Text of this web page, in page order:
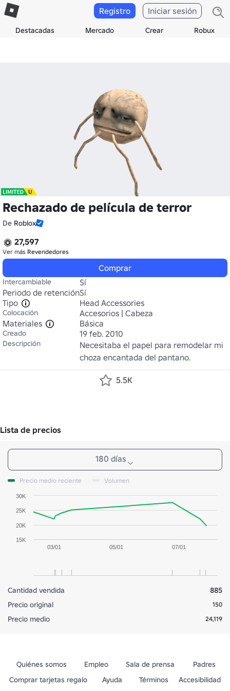
Destacadas Mercado Crear Robux
Registro Iniciar sesión
Rechazado de película de terror
De Roblox
27,597
Ver más Revendedores
Comprar
Intercambiable
Sí
Periodo de retenciónSí
Tipo
Head Accessories
Colocación
Accesorios | Cabeza
Materiales
Básica
Creado 19 feb. 2010
Descripción
Necesitaba el papel para remodelar mi
choza encantada del pantano.
5.5K
Lista de precios
180 días
Precio medio reciente Volumen
03/01 05/01 07/01
15K
20K
25K
30K
Cantidad vendida
885
Precio original
150
Precio medio 24,119
Quiénes somos Empleo Sala de prensa
Padres
Comprar tarjetas regalo
Ayuda Términos
Accesibilidad